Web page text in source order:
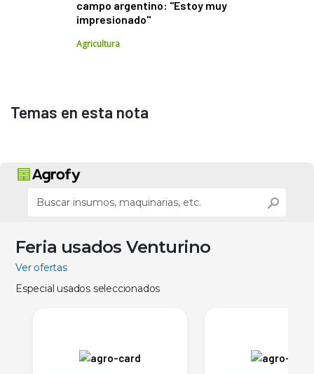
campo argentino: "Estoy muy
impresionado"
Agricultura
Temas en esta nota
Feria usados Venturino
Ver ofertas
Especial usados seleccionados